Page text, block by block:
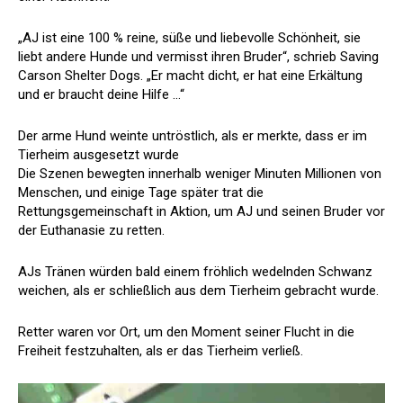
„AJ ist eine 100 % reine, süße und liebevolle Schönheit, sie
liebt andere Hunde und vermisst ihren Bruder“, schrieb Saving
Carson Shelter Dogs. „Er macht dicht, er hat eine Erkältung
und er braucht deine Hilfe …“
Der arme Hund weinte untröstlich, als er merkte, dass er im
Tierheim ausgesetzt wurde
Die Szenen bewegten innerhalb weniger Minuten Millionen von
Menschen, und einige Tage später trat die
Rettungsgemeinschaft in Aktion, um AJ und seinen Bruder vor
der Euthanasie zu retten.
AJs Tränen würden bald einem fröhlich wedelnden Schwanz
weichen, als er schließlich aus dem Tierheim gebracht wurde.
Retter waren vor Ort, um den Moment seiner Flucht in die
Freiheit festzuhalten, als er das Tierheim verließ.